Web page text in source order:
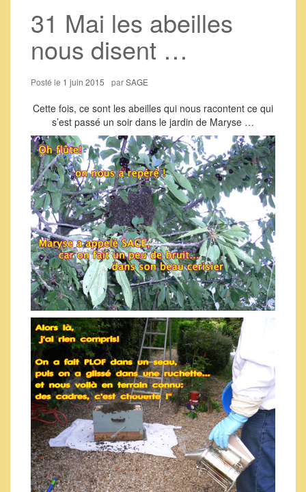
31 Mai les abeilles
nous disent …
Posté le 1 juin 2015 parSAGE
Cette fois, ce sont les abeilles qui nous racontent ce qui
s’est passé un soir dans le jardin de Maryse …